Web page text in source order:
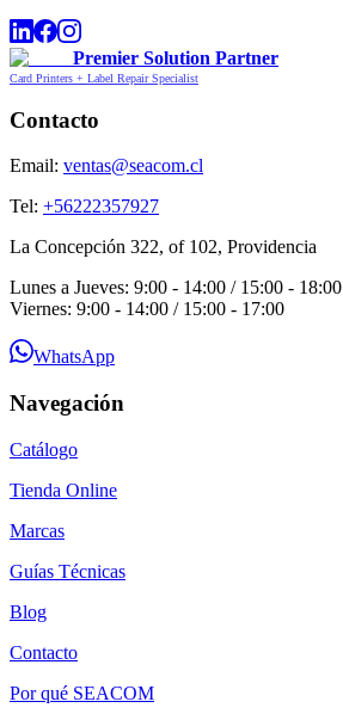
Premier Solution Partner
Card Printers + Label Repair Specialist
Contacto
Email: ventas@seacom.cl
Tel: +56222357927
La Concepción 322, of 102, Providencia
Lunes a Jueves: 9:00 - 14:00 / 15:00 - 18:00
Viernes: 9:00 - 14:00 / 15:00 - 17:00
WhatsApp
Navegación
Catálogo
Tienda Online
Marcas
Guías Técnicas
Blog
Contacto
Por qué SEACOM